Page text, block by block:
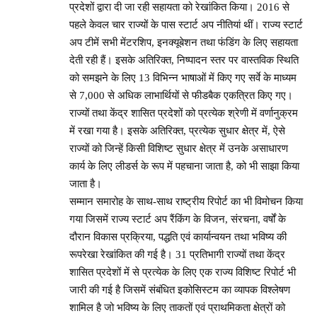
प्रदेशों द्वारा दी जा रही सहायता को रेखांकित किया। 2016 से
पहले केवल चार राज्यों के पास स्टार्ट अप नीतियां थीं। राज्य स्टार्ट
अप टीमें सभी मेंटरशिप, इनक्यूबेशन तथा फंडिंग के लिए सहायता
देती रही हैं। इसके अतिरिक्त, निष्पादन स्तर पर वास्तविक स्थिति
को समझने के लिए 13 विभिन्न भाषाओं में किए गए सर्वे के माध्यम
से 7,000 से अधिक लाभार्थियों से फीडबैक एकत्रित किए गए।
राज्यों तथा केंद्र शासित प्रदेशों को प्रत्येक श्रेणी में वर्णानुक्रम
में रखा गया है। इसके अतिरिक्त, प्रत्येक सुधार क्षेत्र में, ऐसे
राज्यों को जिन्हें किसी विशिष्ट सुधार क्षेत्र में उनके असाधारण
कार्य के लिए लीडर्स के रूप में पहचाना जाता है, को भी साझा किया
जाता है।
सम्मान समारोह के साथ-साथ राष्ट्रीय रिपोर्ट का भी विमोचन किया
गया जिसमें राज्य स्टार्ट अप रैंकिंग के विजन, संरचना, वर्षों के
दौरान विकास प्रक्रिया, पद्धति एवं कार्यान्वयन तथा भविष्य की
रूपरेखा रेखांकित की गई है। 31 प्रतिभागी राज्यों तथा केंद्र
शासित प्रदेशों में से प्रत्येक के लिए एक राज्य विशिष्ट रिपोर्ट भी
जारी की गई है जिसमें संबंधित इकोसिस्टम का व्यापक विश्लेषण
शामिल है जो भविष्य के लिए ताकतों एवं प्राथमिकता क्षेत्रों को